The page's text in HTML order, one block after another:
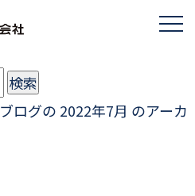
ブログの 2022年7月 のアーカ